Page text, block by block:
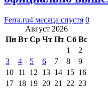
Ferra.ru4 месяца спустя 0
Август 2026
Пн Вт Ср Чт Пт Сб Вс
1
2
3
4 5 6 7 8
9
10 11 12 13 14 15 16
17 18 19 20 21 22 23